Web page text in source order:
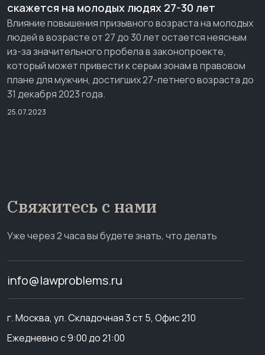
скажется на молодых людях 27-30 лет
Влияние повышения призывного возраста на молодых
людей в возрасте от 27 до 30 лет остается неясным
из-за значительного пробела в законопроекте,
который может привести к серым зонам в правовом
плане для мужчин, достигших 27-летнего возраста до
31 декабря 2023 года.
25.07.2023
Свяжитесь с нами
Уже через 2 часа вы будете знать, что делать
info@lawproblems.ru
г. Москва, ул. Складочная 3 ст 5, Офис 210
Ежедневно с 9:00 до 21:00